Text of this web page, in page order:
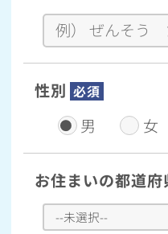
性別 必須
男 女
お住まいの都道府